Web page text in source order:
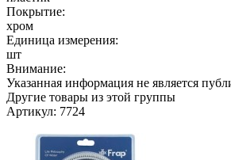
Покрытие:
хром
Единица измерения:
шт
Внимание:
Указанная информация не является
Другие товары из этой группы
Артикул: 7724